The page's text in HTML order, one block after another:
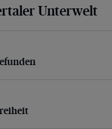
Unterwelt